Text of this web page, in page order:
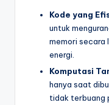
Kode yang
untuk
memori secara
energi.
Komputasi
hanya saat
tidak terbuang